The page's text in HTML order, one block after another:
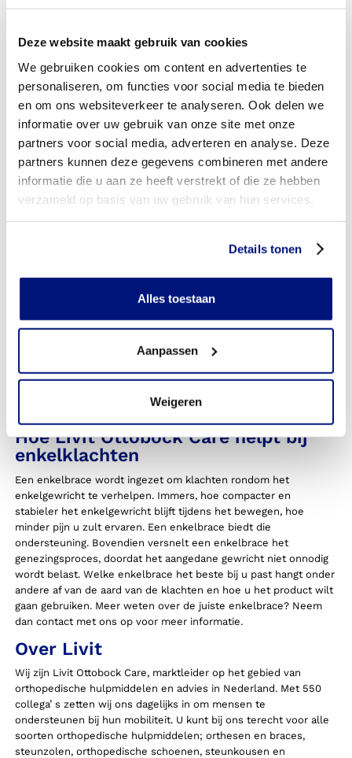
Deze website maakt gebruik van cookies
We gebruiken cookies om content en advertenties te
personaliseren, om functies voor social media te bieden
en om ons websiteverkeer te analyseren. Ook delen we
informatie over uw gebruik van onze site met onze
partners voor social media, adverteren en analyse. Deze
partners kunnen deze gegevens combineren met andere
informatie die u aan ze heeft verstrekt of die ze hebben
verzameld op basis van uw gebruik van hun services.
Details tonen
Alles toestaan
Aanpassen
Weigeren
Hulp bij enkelklachten
bewegingen, waarvan verstuiking de meest voorkomende is. Dit
wordt ook wel verzwikking genoemd, en is pijn die je voelt
scheuren. Deze klachten zijn te behandelen door een
fysiotherapeut. Verder moet uw enkel rust krijgen om de pijn te
verminderen en herstel te bevorderen.
Hoe Livit Ottobock Care helpt bij
enkelklachten
Een enkelbrace wordt ingezet om klachten rondom het
enkelgewricht te verhelpen. Immers, hoe compacter en
stabieler het enkelgewricht blijft tijdens het bewegen, hoe
minder pijn u zult ervaren. Een enkelbrace biedt die
ondersteuning. Bovendien versnelt een enkelbrace het
genezingsproces, doordat het aangedane gewricht niet onnodig
wordt belast. Welke enkelbrace het beste bij u past hangt onder
andere af van de aard van de klachten en hoe u het product wilt
gaan gebruiken. Meer weten over de juiste enkelbrace? Neem
dan contact met ons op voor meer informatie.
Over Livit
Wij zijn Livit Ottobock Care, marktleider op het gebied van
orthopedische hulpmiddelen en advies in Nederland. Met 550
collega’ s zetten wij ons dagelijks in om mensen te
ondersteunen bij hun mobiliteit. U kunt bij ons terecht voor alle
soorten orthopedische hulpmiddelen; orthesen en braces,
steunzolen, orthopedische schoenen, steunkousen en